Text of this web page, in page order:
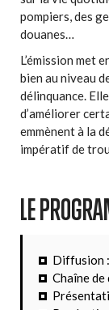
pompiers, des
douanes…
L’émission met
bien au niveau
délinquance.
d’améliorer
emmènent à la
impératif de
LE
Diffusion
Chaîne